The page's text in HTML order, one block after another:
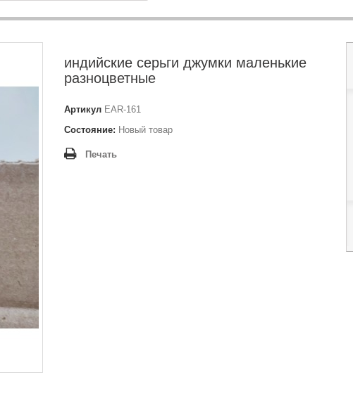
индийские серьги джумки маленькие
разноцветные
Артикул EAR-161
Состояние: Новый товар
Печать